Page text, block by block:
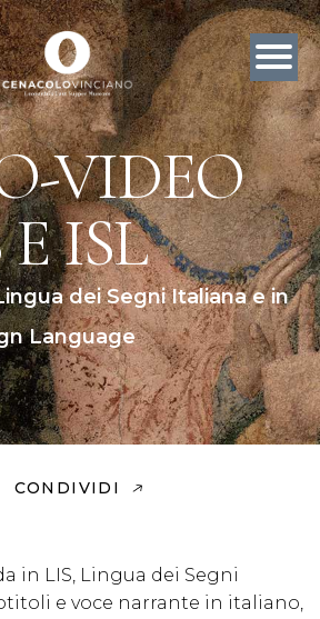
VIDEO
ISL
dei Segni Italiana e in
Language
CONDIVIDI
in LIS, Lingua dei Segni
e voce narrante in italiano,